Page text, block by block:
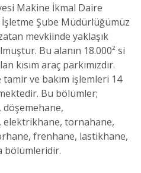
Makine İkmal Daire
İşletme Şube Müdürlüğümüz
mevkiinde yaklaşık
Bu alanın 18.000² si
kısım araç parkımızdır.
tamir ve bakım işlemleri 14
Bu bölümler;
elektrikhane, tornahane,
frenhane, lastikhane,
bölümleridir.